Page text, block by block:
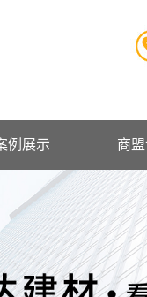
例展示 商